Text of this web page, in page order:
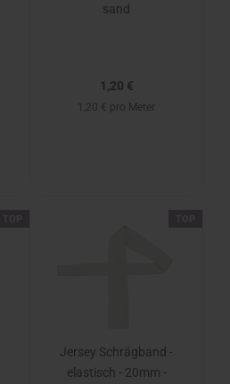
sand
1,20 €
1,20 € pro Meter
Jersey Schrägband -
elastisch - 20mm -